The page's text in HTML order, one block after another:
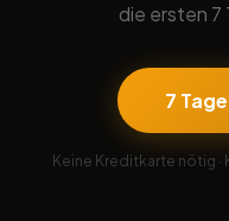
die ersten 7
7
Keine Kreditkarte nötig ·